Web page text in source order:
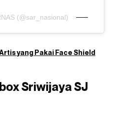
(@sar_nasional)
yang Pakai Face Shield
Sriwijaya SJ